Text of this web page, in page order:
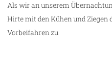
Als wir an unserem
Hirte mit den Kühen und
Vorbeifahren zu.